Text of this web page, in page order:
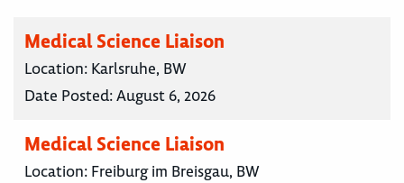
Medical Science Liaison
Location: Karlsruhe, BW
Date Posted:August 6, 2026
Medical Science Liaison
Location: Freiburg im Breisgau, BW